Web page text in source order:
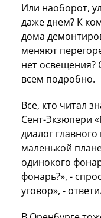
Или наоборот,
даже днем? К
дома
меняют
нет освещения?
всем подробно.
Все, кто читал
Сент-Экзюпери
диалог
маленькой
одинокого
фонарь?», -
уговор», -